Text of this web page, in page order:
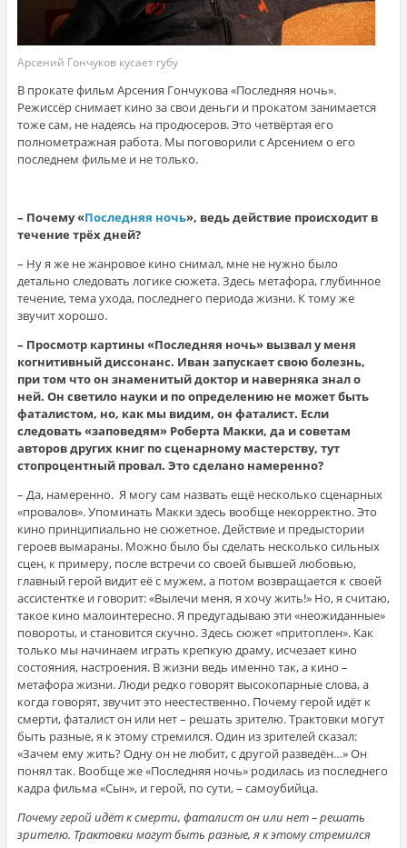
Арсений Гончуков кусает губу
В прокате фильм Арсения Гончукова «Последняя ночь».
Режиссёр снимает кино за свои деньги и прокатом занимается
тоже сам, не надеясь на продюсеров. Это четвёртая его
полнометражная работа. Мы поговорили с Арсением о его
последнем фильме и не только.
– Почему «Последняя ночь», ведь действие происходит в
течение трёх дней?
– Ну я же не жанровое кино снимал, мне не нужно было
детально следовать логике сюжета. Здесь метафора, глубинное
течение, тема ухода, последнего периода жизни. К тому же
звучит хорошо.
– Просмотр картины «Последняя ночь» вызвал у меня
когнитивный диссонанс. Иван запускает свою болезнь,
при том что он знаменитый доктор и наверняка знал о
ней. Он светило науки и по определению не может быть
фаталистом, но, как мы видим, он фаталист. Если
следовать «заповедям» Роберта Макки, да и советам
авторов других книг по сценарному мастерству, тут
стопроцентный провал. Это сделано намеренно?
– Да, намеренно. Я могу сам назвать ещё несколько сценарных
«провалов». Упоминать Макки здесь вообще некорректно. Это
кино принципиально не сюжетное. Действие и предыстории
героев вымараны. Можно было бы сделать несколько сильных
сцен, к примеру, после встречи со своей бывшей любовью,
главный герой видит её с мужем, а потом возвращается к своей
ассистентке и говорит: «Вылечи меня, я хочу жить!» Но, я считаю,
такое кино малоинтересно. Я предугадываю эти «неожиданные»
повороты, и становится скучно. Здесь сюжет «притоплен». Как
только мы начинаем играть крепкую драму, исчезает кино
состояния, настроения. В жизни ведь именно так, а кино –
метафора жизни. Люди редко говорят высокопарные слова, а
когда говорят, звучит это неестественно. Почему герой идёт к
смерти, фаталист он или нет – решать зрителю. Трактовки могут
быть разные, я к этому стремился. Один из зрителей сказал:
«Зачем ему жить? Одну он не любит, с другой разведён…» Он
понял так. Вообще же «Последняя ночь» родилась из последнего
кадра фильма «Сын», и герой, по сути, – самоубийца.
Почему герой идёт к смерти, фаталист он или нет – решать
зрителю. Трактовки могут быть разные, я к этому стремился